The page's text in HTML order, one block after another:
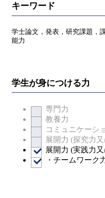
キーワード
学士論文，発表，研究課題，
能力
学生が身につける力
専門力
教養力
コミュニケーシ
展開力 (探究力
展開力 (実践力
・チームワー